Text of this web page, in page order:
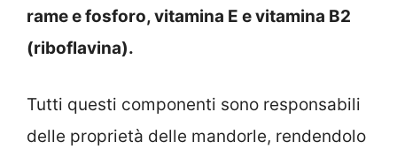
rame e fosforo, vitamina E e vitamina B2
(riboflavina).
Tutti questi componenti sono responsabili
delle proprietà delle mandorle, rendendolo